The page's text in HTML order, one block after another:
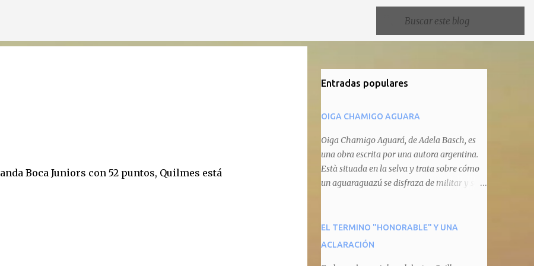
Boca Juniors con 52 puntos, Quilmes está
Entradas populares
OIGA CHAMIGO AGUARA
Oiga Chamigo Aguará, de Adela Basch, es
una obra escrita por una autora argentina.
Està situada en la selva y trata sobre cómo
un aguaraguazú se disfraza de militar y se
animal que pretenda circular por ahí. En
primera instancia aparece Teteu, el tero,
EL TERMINO "HONORABLE" Y UNA
ACLARACIÓN